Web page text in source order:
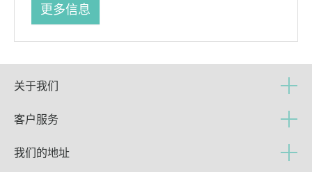
更多信息
关于我们
客户服务
我们的地址